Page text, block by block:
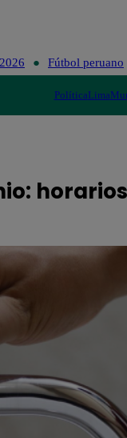
Fútbol peruano
PolíticaLima